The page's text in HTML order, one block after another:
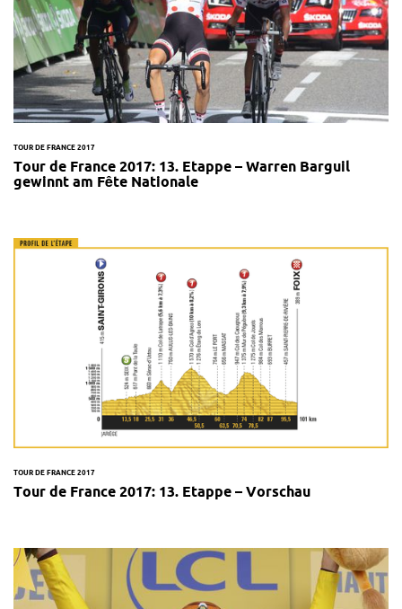
TOUR DE FRANCE 2017
Tour de France 2017: 13. Etappe – Warren Barguil
gewinnt am Fête Nationale
TOUR DE FRANCE 2017
Tour de France 2017: 13. Etappe – Vorschau